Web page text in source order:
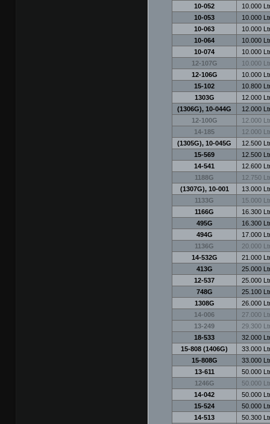
10-052
10.000
10-053
10.000
10-063
10.000
10-064
10.000
10-074
10.000
12-107G
10.000
12-106G
10.000
15-102
10.800
1303G
12.000
(1306G), 10-044G
12.000
12-100G
12.000
14-185
12.000
(1305G), 10-045G
12.500
15-569
12.500
14-541
12.600
1188G
12.750
(1307G), 10-001
13.000
1133G
15.000
1166G
16.300
495G
16.300
494G
17.000
1136G
20.000
14-532G
21.000
413G
25.000
12-537
25.000
748G
25.100
1308G
26.000
14-006
27.000
13-249
29.300
18-533
32.000
15-808 (1406G)
33.000
15-808G
33.000
13-611
50.000
1246G
50.000
14-042
50.000
15-524
50.000
14-513
50.300